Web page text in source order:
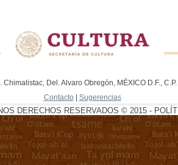
Del. Alvaro Obregón, MÉXICO D.F.,
Contacto | Sugerencias
DERECHOS RESERVADOS © 2015 -